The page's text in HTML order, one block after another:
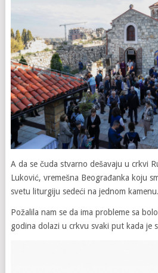
A da se čuda stvarno dešavaju u crkvi
Luković, vremešna Beograđanka koju
svetu liturgiju sedeći na jednom kamenu.
Požalila nam se da ima probleme sa
godina dolazi u crkvu svaki put kada je